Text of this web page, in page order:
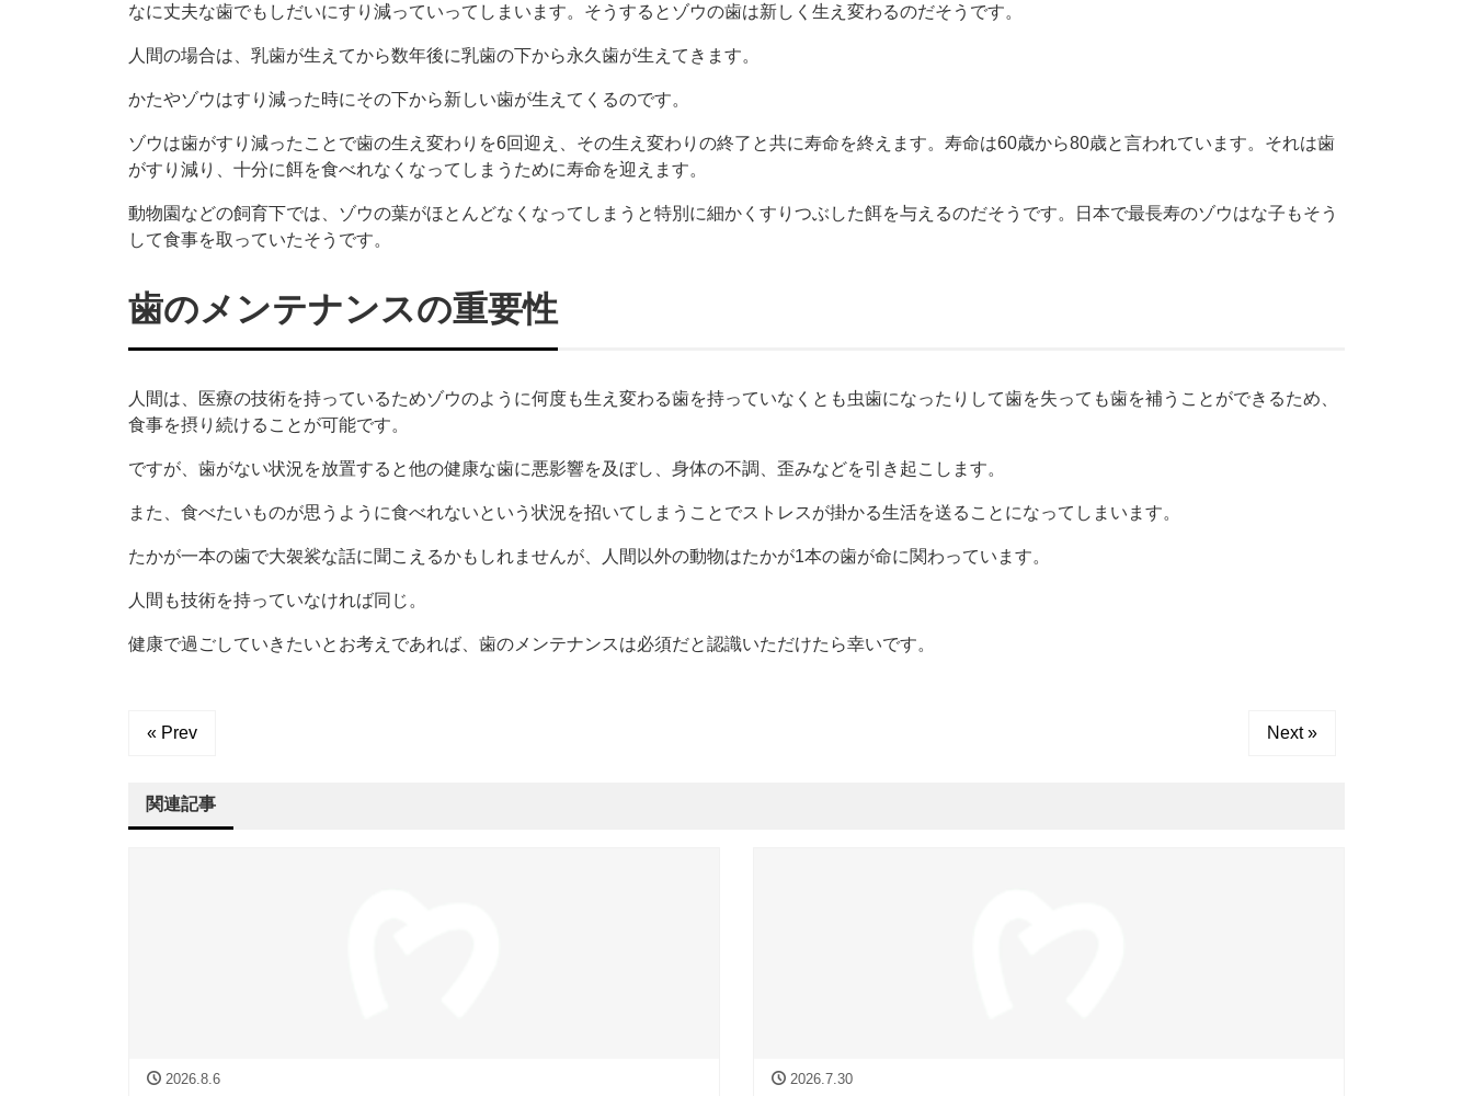
なに丈夫な歯でもしだいにすり減っていってしまいます。そうするとゾウの歯は新しく生え変わるのだそうです。
人間の場合は、乳歯が生えてから数年後に乳歯の下から永久歯が生えてきます。
かたやゾウはすり減った時にその下から新しい歯が生えてくるのです。
ゾウは歯がすり減ったことで歯の生え変わりを6回迎え、その生え変わりの終了と共に寿命を終えます。寿命は60歳から80歳と言われています。それは歯
がすり減り、十分に餌を食べれなくなってしまうために寿命を迎えます。
動物園などの飼育下では、ゾウの葉がほとんどなくなってしまうと特別に細かくすりつぶした餌を与えるのだそうです。日本で最長寿のゾウはな子もそう
して食事を取っていたそうです。
歯のメンテナンスの重要性
人間は、医療の技術を持っているためゾウのように何度も生え変わる歯を持っていなくとも虫歯になったりして歯を失っても歯を補うことができるため、
食事を摂り続けることが可能です。
ですが、歯がない状況を放置すると他の健康な歯に悪影響を及ぼし、身体の不調、歪みなどを引き起こします。
また、食べたいものが思うように食べれないという状況を招いてしまうことでストレスが掛かる生活を送ることになってしまいます。
たかが一本の歯で大袈裟な話に聞こえるかもしれませんが、人間以外の動物はたかが1本の歯が命に関わっています。
人間も技術を持っていなければ同じ。
健康で過ごしていきたいとお考えであれば、歯のメンテナンスは必須だと認識いただけたら幸いです。
« Prev Next »
関連記事
2026.8.6 2026.7.30